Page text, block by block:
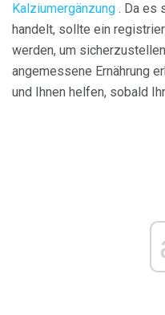
Kalziumergänzung . Da es
handelt, sollte ein
werden, um
angemessene Ernährung
und Ihnen helfen, sobald